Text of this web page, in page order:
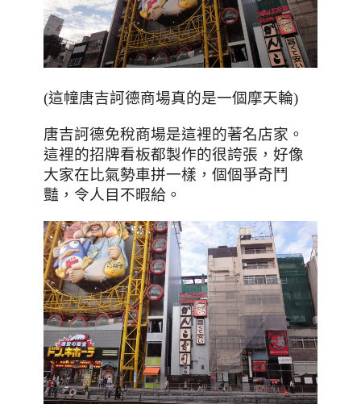
(這幢唐吉訶德商場真的是一個摩天輪)
唐吉訶德免稅商場是這裡的著名店家。
這裡的招牌看板都製作的很誇張，好像
大家在比氣勢車拼一樣 ，個個爭奇鬥
豔，令人目不暇給。